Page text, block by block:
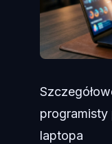
programisty
laptopa